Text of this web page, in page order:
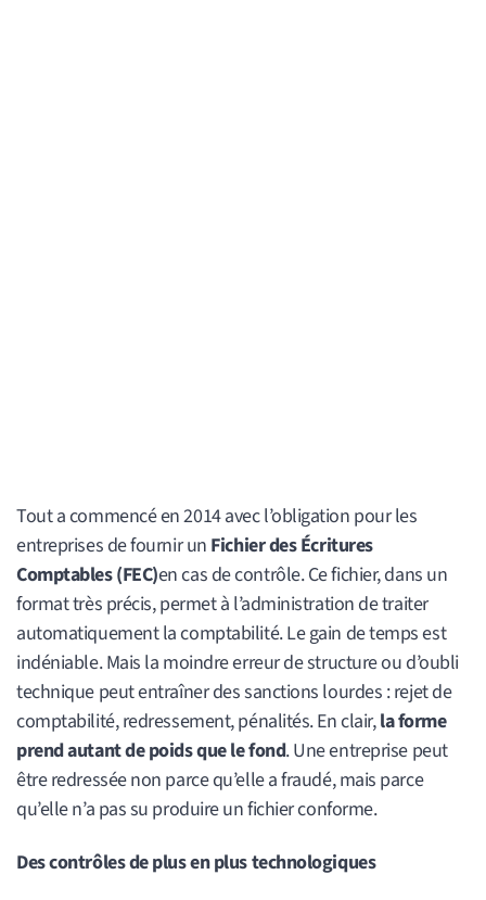
Tout a commencé en 2014 avec l’obligation pour les
entreprises de fournir un Fichier des Écritures
Comptables (FEC)en cas de contrôle. Ce fichier, dans un
format très précis, permet à l’administration de traiter
automatiquement la comptabilité. Le gain de temps est
indéniable. Mais la moindre erreur de structure ou d’oubli
technique peut entraîner des sanctions lourdes : rejet de
comptabilité, redressement, pénalités. En clair,la forme
prend autant de poids que le fond. Une entreprise peut
être redressée non parce qu’elle a fraudé, mais parce
qu’elle n’a pas su produire un fichier conforme.
Des contrôles de plus en plus technologiques